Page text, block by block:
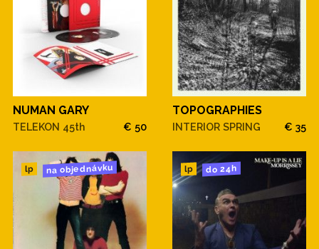
NUMAN GARY
TELEKON 45th € 50
TOPOGRAPHIES
INTERIOR SPRING € 35
lp na objednávku lp do 24h